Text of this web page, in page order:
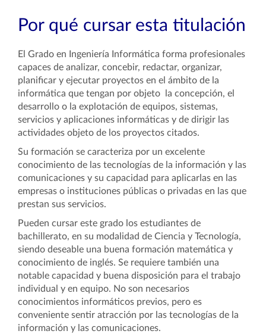
Por qué cursar esta titulación
El Grado en Ingeniería Informática forma profesionales
capaces de analizar, concebir, redactar, organizar,
planificar y ejecutar proyectos en el ámbito de la
informática que tengan por objeto la concepción, el
desarrollo o la explotación de equipos, sistemas,
servicios y aplicaciones informáticas y de dirigir las
actividades objeto de los proyectos citados.
Su formación se caracteriza por un excelente
conocimiento de las tecnologías de la información y las
comunicaciones y su capacidad para aplicarlas en las
empresas o instituciones públicas o privadas en las que
prestan sus servicios.
Pueden cursar este grado los estudiantes de
bachillerato, en su modalidad de Ciencia y Tecnología,
siendo deseable una buena formación matemática y
conocimiento de inglés. Se requiere también una
notable capacidad y buena disposición para el trabajo
individual y en equipo. No son necesarios
conocimientos informáticos previos, pero es
conveniente sentir atracción por las tecnologías de la
información y las comunicaciones.